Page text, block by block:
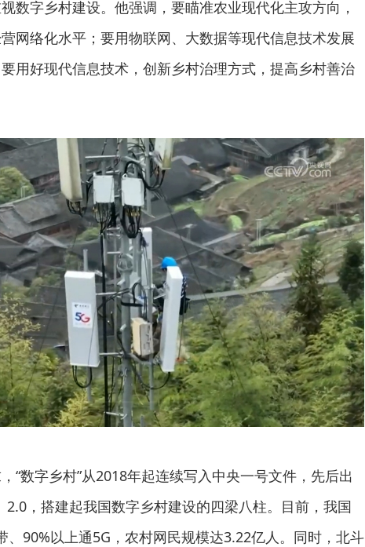
字乡村建设。他强调，要瞄准农业现代化主攻方向，
网络化水平；要用物联网、大数据等现代信息技术发展
用好现代信息技术，创新乡村治理方式，提高乡村善治
数字乡村”从2018年起连续写入中央一号文件，先后出
2.0，搭建起我国数字乡村建设的四梁八柱。目前，我国
、90%以上通5G，农村网民规模达3.22亿人。同时，北斗